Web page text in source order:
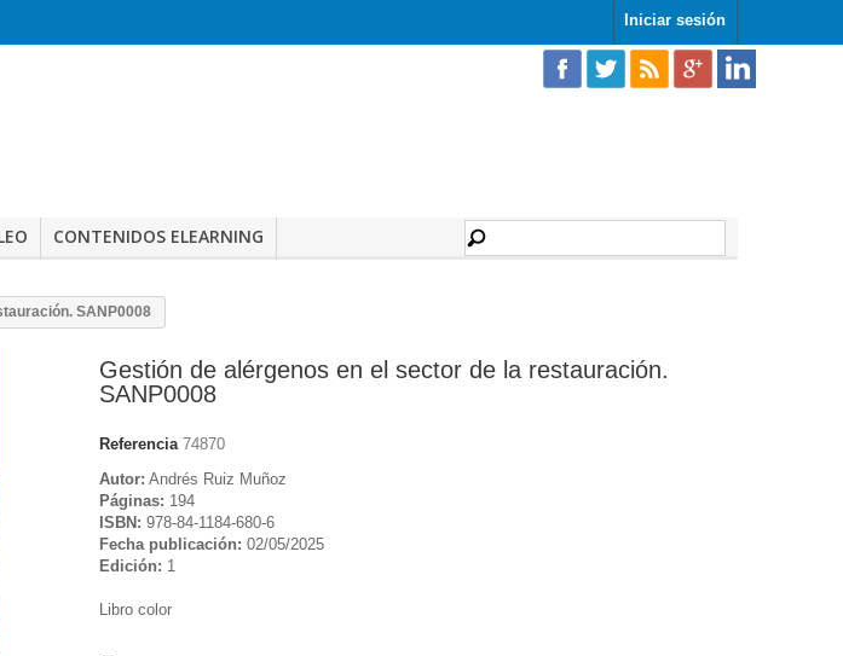
Iniciar sesión
CONTENIDOS ELEARNING
SANP0008
Gestión de alérgenos en el sector de la restauración.
SANP0008
Referencia 74870
Autor: Andrés Ruiz Muñoz
Páginas: 194
ISBN: 978-84-1184-680-6
Fecha publicación: 02/05/2025
Edición: 1
Libro color